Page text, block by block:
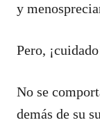
y
Pero,
No se
demás de su